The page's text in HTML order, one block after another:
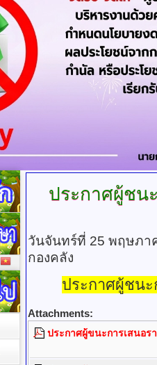
ประกาศผู้ชน
วันจันทร์ที่ 25 พฤษภา
กองคลัง
ประกาศผู้ชนะ
Attachments:
ประกาศผู้ขนะการเสนอร